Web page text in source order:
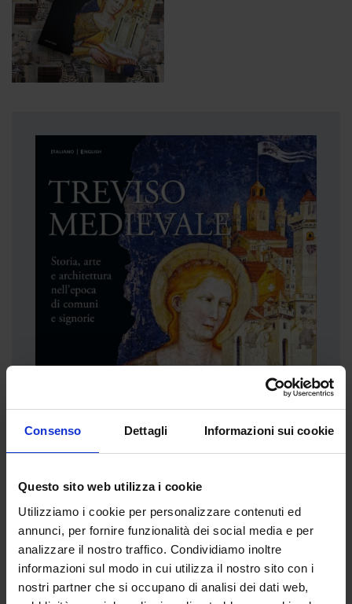
Consenso Dettagli Informazioni sui cookie
Questo sito web utilizza i cookie
Utilizziamo i cookie per personalizzare contenuti ed
annunci, per fornire funzionalità dei social media e per
analizzare il nostro traffico. Condividiamo inoltre
informazioni sul modo in cui utilizza il nostro sito con i
nostri partner che si occupano di analisi dei dati web,
Treviso medievale
Storia, arte e architettura nell'epoca di comuni e
signorie
Acquista